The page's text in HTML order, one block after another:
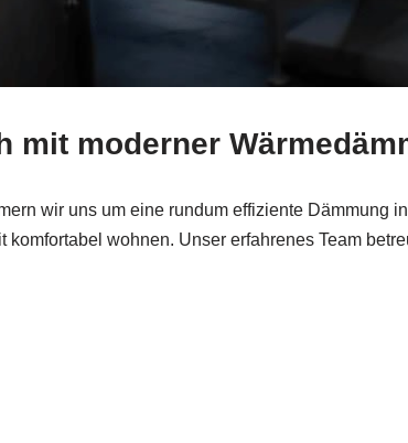
mit moderner
wir uns um eine rundum effiziente Dämmung
wohnen. Unser erfahrenes Team